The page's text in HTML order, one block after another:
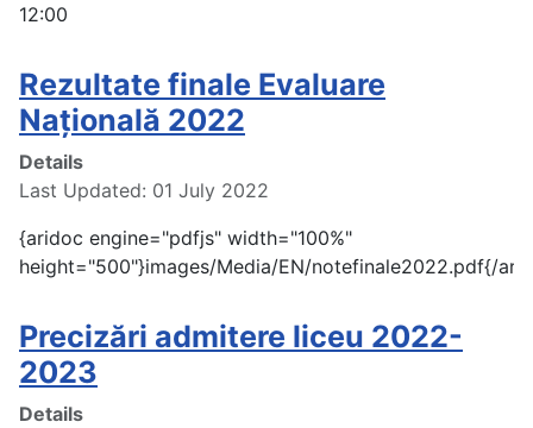
12:00
Rezultate finale Evaluare
Națională 2022
Details
Last Updated: 01 July 2022
{aridoc engine="pdfjs" width="100%"
height="500"}images/Media/EN/notefinale2022.pdf{/
Precizări admitere liceu 2022-
2023
Details